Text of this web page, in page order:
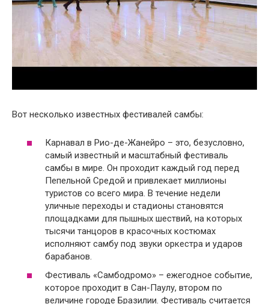
Вот несколько известных фестивалей самбы:
Карнавал в Рио-де-Жанейро – это, безусловно,
самый известный и масштабный фестиваль
самбы в мире. Он проходит каждый год перед
Пепельной Средой и привлекает миллионы
туристов со всего мира. В течение недели
уличные переходы и стадионы становятся
площадками для пышных шествий, на которых
тысячи танцоров в красочных костюмах
исполняют самбу под звуки оркестра и ударов
барабанов.
Фестиваль «Самбодромо» – ежегодное событие,
которое проходит в Сан-Паулу, втором по
величине городе Бразилии. Фестиваль считается